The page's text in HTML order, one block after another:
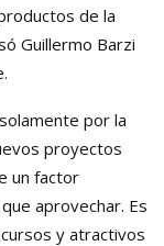
de la
Guillermo Barzi
por la
proyectos
un factor
aprovechar. Es
y atractivos